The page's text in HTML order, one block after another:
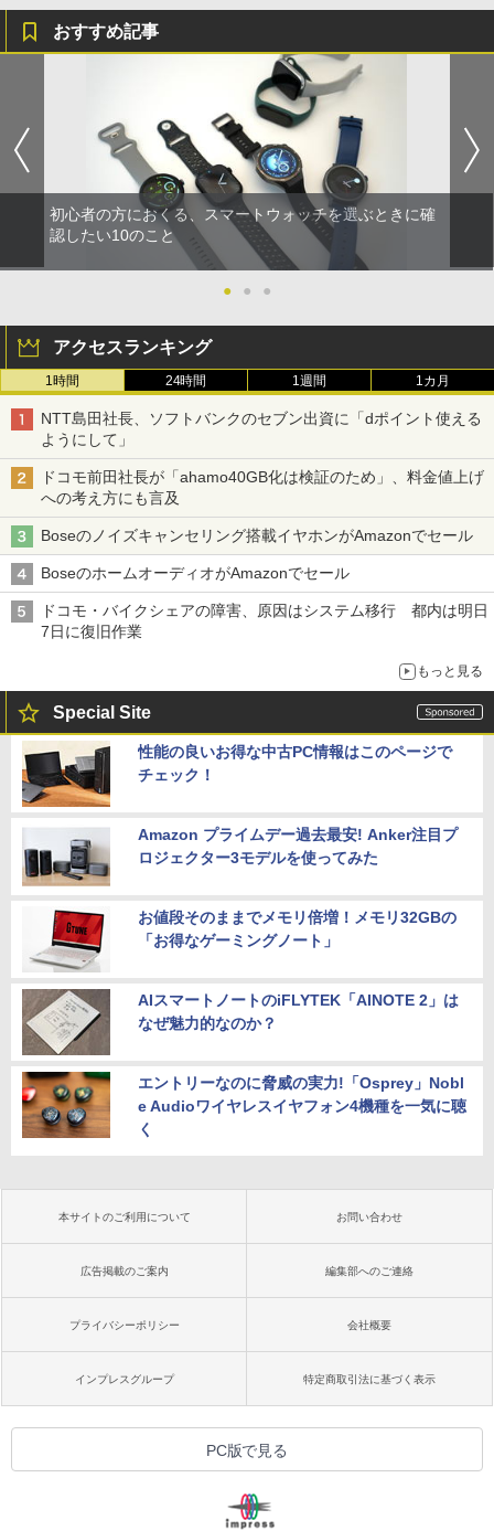
おすすめ記事
初心者の方におくる、スマートウォッチを選ぶときに確
認したい10のこと
● ● ●
アクセスランキング
1時間 24時間 1週間 1カ月
NTT島田社長、ソフトバンクのセブン出資に「dポイント使える
ようにして」
ドコモ前田社長が「ahamo40GB化は検証のため」、料金値上げ
への考え方にも言及
Boseのノイズキャンセリング搭載イヤホンがAmazonでセール
BoseのホームオーディオがAmazonでセール
ドコモ・バイクシェアの障害、原因はシステム移行 都内は明日
7日に復旧作業
もっと見る
Special Site
性能の良いお得な中古PC情報はこのページで
チェック！
Amazon プライムデー過去最安! Anker注目プ
ロジェクター3モデルを使ってみた
お値段そのままでメモリ倍増！メモリ32GBの
「お得なゲーミングノート」
AIスマートノートのiFLYTEK「AINOTE 2」は
なぜ魅力的なのか？
エントリーなのに脅威の実力!「Osprey」Nobl
e Audioワイヤレスイヤフォン4機種を一気に聴
く
本サイトのご利用について お問い合わせ
広告掲載のご案内 編集部へのご連絡
プライバシーポリシー 会社概要
インプレスグループ 特定商取引法に基づく表示
PC版で見る